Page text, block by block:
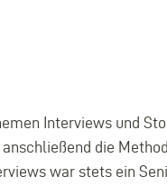
Interviews und
die
war stets ein